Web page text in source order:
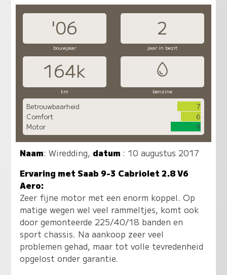
'06 2
bouwjaar jaar in bezit
164k
km benzine
Betrouwbaarheid
7
Comfort
6
Motor
9
Naam:Wiredding, datum : 10 augustus 2017
Ervaring met Saab 9-3 Cabriolet 2.8 V6
Aero:
Zeer fijne motor met een enorm koppel. Op
matige wegen wel veel rammeltjes, komt ook
door gemonteerde 225/40/18 banden en
sport chassis. Na aankoop zeer veel
problemen gehad, maar tot volle tevredenheid
opgelost onder garantie.